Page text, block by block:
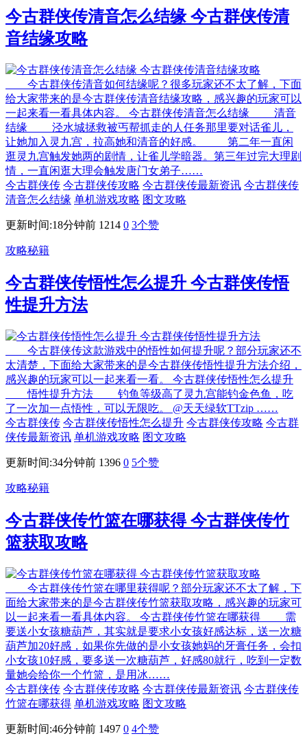
今古群侠传清音怎么结缘 今古群侠传清
音结缘攻略
今古群侠传清音如何结缘呢？很多玩家还不太了解，下面
给大家带来的是今古群侠传清音结缘攻略，感兴趣的玩家可以
一起来看一看具体内容。 今古群侠传清音怎么结缘 清音
结缘 泾水城拯救被丐帮抓走的人任务那里要对话雀儿，
让她加入灵九宫，拉高她和清音的好感。 第二年一直闲
逛灵九宫触发她两的剧情，让雀儿学暗器。第三年过完大理剧
情，一直闲逛大理会触发唐门女弟子……
今古群侠传 今古群侠传攻略 今古群侠传最新资讯 今古群侠传
清音怎么结缘 单机游戏攻略 图文攻略
更新时间:18分钟前 1214 0 3个赞
攻略秘籍
今古群侠传悟性怎么提升 今古群侠传悟
性提升方法
今古群侠传这款游戏中的悟性如何提升呢？部分玩家还不
太清楚，下面给大家带来的是今古群侠传悟性提升方法介绍，
感兴趣的玩家可以一起来看一看。 今古群侠传悟性怎么提升
悟性提升方法 钓鱼等级高了灵九宫能钓金色鱼，吃
了一次加一点悟性，可以无限吃。 @天天绿软TTzip ……
今古群侠传 今古群侠传悟性怎么提升 今古群侠传攻略 今古群
侠传最新资讯 单机游戏攻略 图文攻略
更新时间:34分钟前 1396 0 5个赞
攻略秘籍
今古群侠传竹篮在哪获得 今古群侠传竹
篮获取攻略
今古群侠传竹篮在哪里获得呢？部分玩家还不太了解，下
面给大家带来的是今古群侠传竹篮获取攻略，感兴趣的玩家可
以一起来看一看具体内容。 今古群侠传竹篮在哪获得 需
要送小女孩糖葫芦，其实就是要求小女孩好感达标，送一次糖
葫芦加20好感，如果你先做的是小女孩她妈的牙膏任务，会扣
小女孩10好感，要多送一次糖葫芦，好感80就行，吃到一定数
量她会给你一个竹篮，是用冰……
今古群侠传 今古群侠传攻略 今古群侠传最新资讯 今古群侠传
竹篮在哪获得 单机游戏攻略 图文攻略
更新时间:46分钟前 1497 0 4个赞